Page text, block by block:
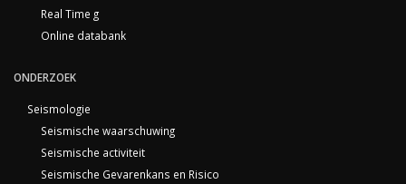
Real Time g
Online databank
ONDERZOEK
Seismologie
Seismische waarschuwing
Seismische activiteit
Seismische Gevarenkans en Risico